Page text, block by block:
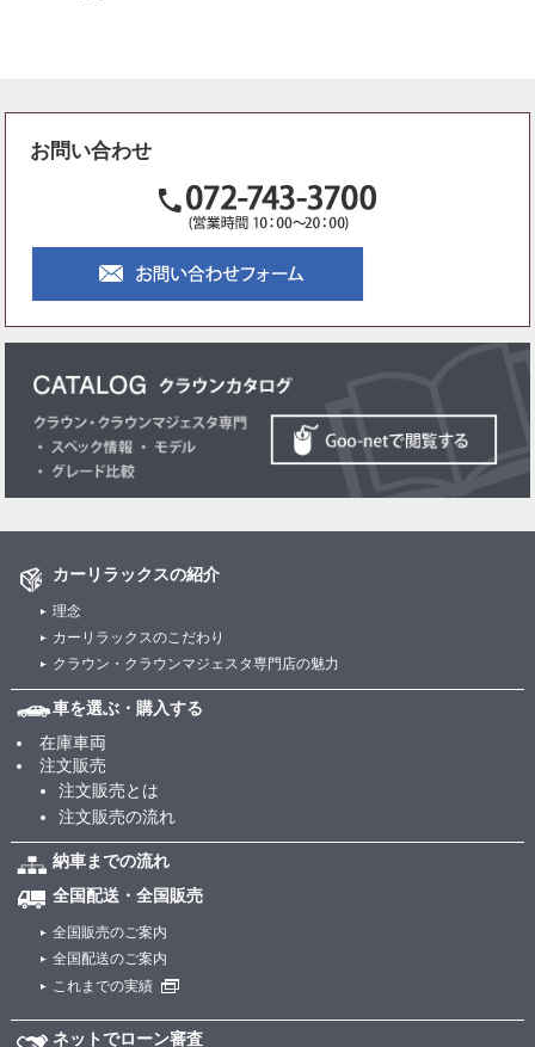
お問い合わせ
カーリラックスの紹介
理念
カーリラックスのこだわり
クラウン・クラウンマジェスタ専門店の魅力
車を選ぶ・購入する
在庫車両
注文販売
注文販売とは
注文販売の流れ
納車までの流れ
全国配送・全国販売
全国販売のご案内
全国配送のご案内
これまでの実績
ネットでローン審査